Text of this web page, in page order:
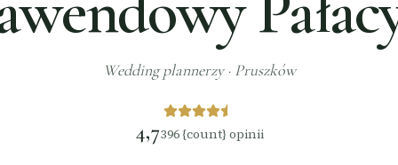
Wedding plannerzy· Pruszków
4,7396 {count} opinii